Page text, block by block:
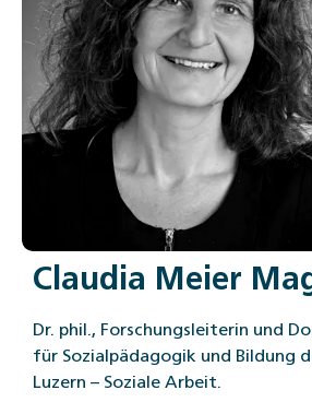
Claudia Meier
Dr. phil., Forschungsleiterin und
für Sozialpädagogik und Bildung
Luzern – Soziale Arbeit.